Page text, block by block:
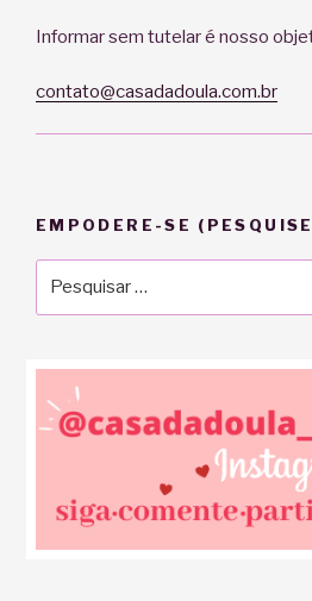
Informar sem tutelar é nosso
contato@casadadoula.com.br
EMPODERE-SE